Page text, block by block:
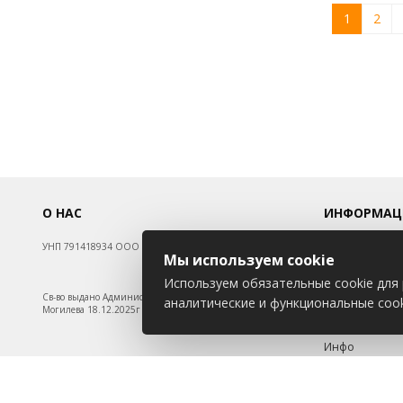
1 2
О НАС
УНП 791418934 ООО МАГАЗИН БЕНЗОТЕХНИКА
Св-во выдано Администрацией Октябрьского района г.
Могилева 18.12.2025г
Контакты
Оплата
Политика
Инфо
Мы используем cookie
Используем обязательные cookie
аналитические и функциональные